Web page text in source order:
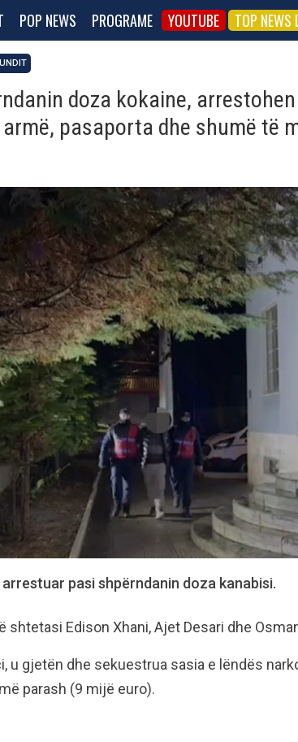
POP NEWS PROGRAME YOUTUBE TOP NEWS
doza kokaine,
pasaporta dhe shumë të
pasi shpërndanin doza kanabisi.
shtetasi Edison Xhani, Ajet Desari dhe
u gjetën dhe sekuestrua sasia e lëndës
parash (9 mijë euro).